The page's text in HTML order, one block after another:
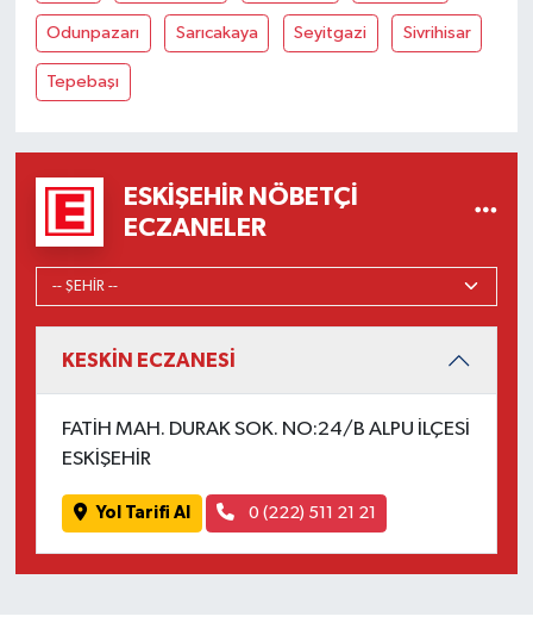
Odunpazarı Sarıcakaya Seyitgazi Sivrihisar
Tepebaşı
ESKIŞEHIR NÖBETÇI
ECZANELER
KESKİN ECZANESİ
FATİH MAH. DURAK SOK. NO:24/B ALPU İLÇESİ
ESKİŞEHİR
Yol Tarifi Al 0 (222) 511 21 21